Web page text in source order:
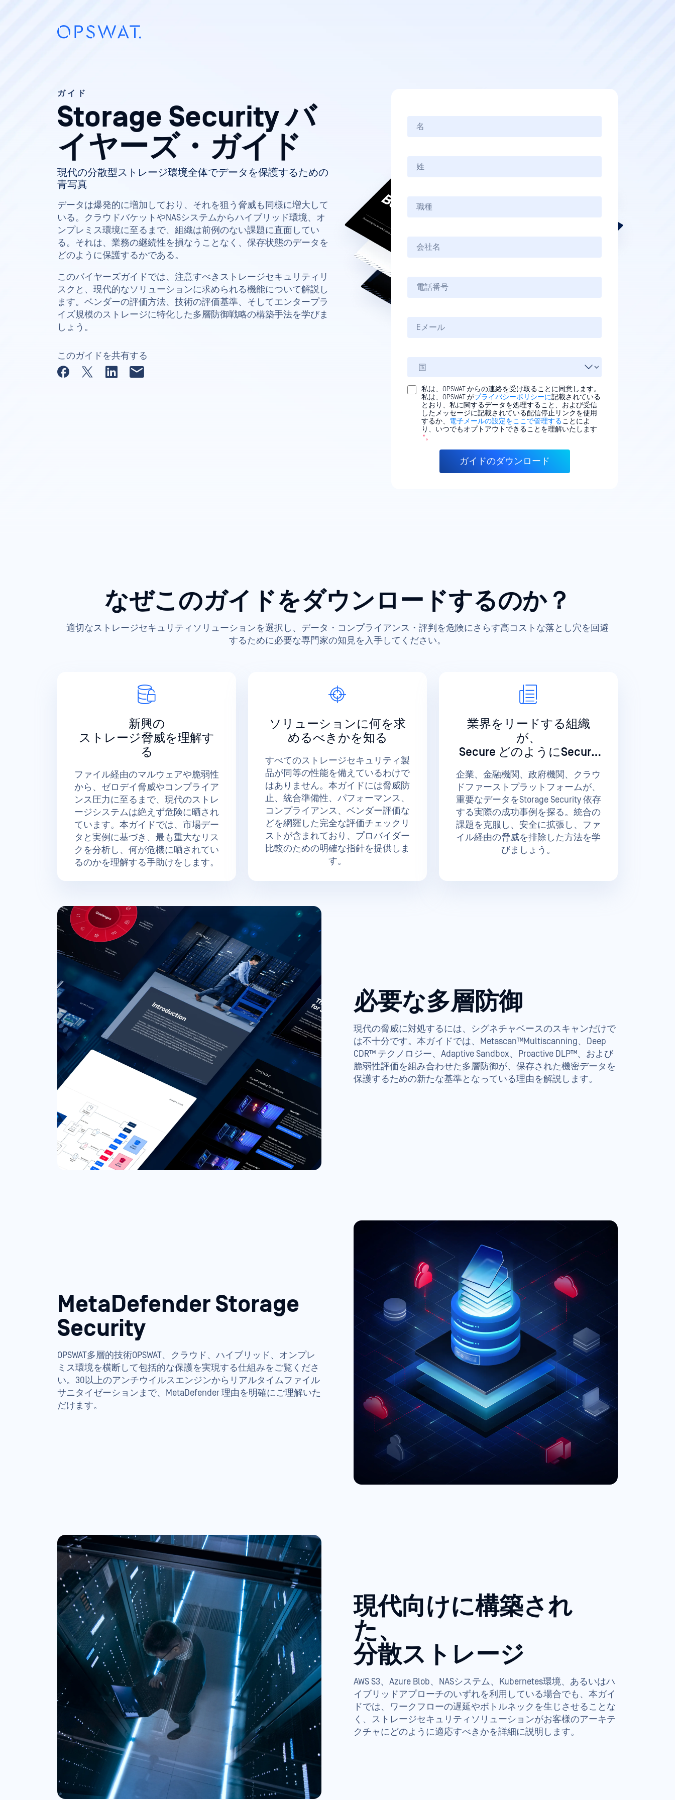
ガイド
Storage Security バ
イヤーズ・ガイド
現代の分散型ストレージ環境全体でデータを保護するための
青写真
データは爆発的に増加しており、それを狙う脅威も同様に増大して
いる。クラウドバケットやNASシステムからハイブリッド環境、オ
ンプレミス環境に至るまで、組織は前例のない課題に直面してい
る。それは、業務の継続性を損なうことなく、保存状態のデータを
どのように保護するかである。
このバイヤーズガイドでは、注意すべきストレージセキュリティリ
スクと、現代的なソリューションに求められる機能について解説し
ます。ベンダーの評価方法、技術の評価基準、そしてエンタープラ
イズ規模のストレージに特化した多層防御戦略の構築手法を学びま
しょう。
このガイドを共有する
私は、OPSWAT からの連絡を受け取ることに同意します。
私は、OPSWAT がプライバシーポリシーに記載されている
とおり、私に関するデータを処理すること、および受信
したメッセージに記載されている配信停止リンクを使用
するか、 電子メールの設定をここで管理することによ
り、いつでもオプトアウトできることを理解いたします
*。
必要な多層防御
現代の脅威に対処するには、シグネチャベースのスキャンだけで
は不十分です。本ガイドでは、Metascan™Multiscanning、Deep
CDR™ テクノロジー、Adaptive Sandbox、Proactive DLP™、および
脆弱性評価を組み合わせた多層防御が、保存された機密データを
保護するための新たな基準となっている理由を解説します。
MetaDefender Storage
Security
OPSWAT多層的技術OPSWAT、クラウド、ハイブリッド、オンプレ
ミス環境を横断して包括的な保護を実現する仕組みをご覧くださ
い。30以上のアンチウイルスエンジンからリアルタイムファイル
サニタイゼーションまで、MetaDefender 理由を明確にご理解いた
だけます。
現代向けに構築され
た、
分散ストレージ
AWS S3、Azure Blob、NASシステム、Kubernetes環境、あるいはハ
イブリッドアプローチのいずれを利用している場合でも、本ガイ
ドでは、ワークフローの遅延やボトルネックを生じさせることな
く、ストレージセキュリティソリューションがお客様のアーキテ
クチャにどのように適応すべきかを詳細に説明します。
なぜこのガイドをダウンロードするのか？
適切なストレージセキュリティソリューションを選択し、データ・コンプライアンス・評判を危険にさらす高コストな落とし穴を回避
するために必要な専門家の知見を入手してください。
新興の
ストレージ脅威を理解す
る
ファイル経由のマルウェアや脆弱性
から、ゼロデイ脅威やコンプライア
ンス圧力に至るまで、現代のストレ
ージシステムは絶えず危険に晒され
ています。本ガイドでは、市場デー
タと実例に基づき、最も重大なリス
クを分析し、何が危機に晒されてい
るのかを理解する手助けをします。
ソリューションに何を求
めるべきかを知る
すべてのストレージセキュリティ製
品が同等の性能を備えているわけで
はありません。本ガイドには脅威防
止、統合準備性、パフォーマンス、
コンプライアンス、ベンダー評価な
どを網羅した完全な評価チェックリ
ストが含まれており、プロバイダー
比較のための明確な指針を提供しま
す。
業界をリードする組織
が、
Secure どのようにSecure
企業、金融機関、政府機関、クラウ
ドファーストプラットフォームが、
重要なデータをStorage Security 依存
する実際の成功事例を探る。統合の
課題を克服し、安全に拡張し、ファ
イル経由の脅威を排除した方法を学
びましょう。